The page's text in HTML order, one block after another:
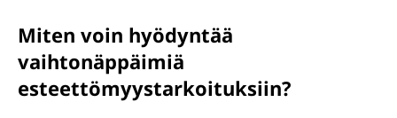
Miten voin hyödyntää
vaihtonäppäimiä
esteettömyystarkoituksiin?